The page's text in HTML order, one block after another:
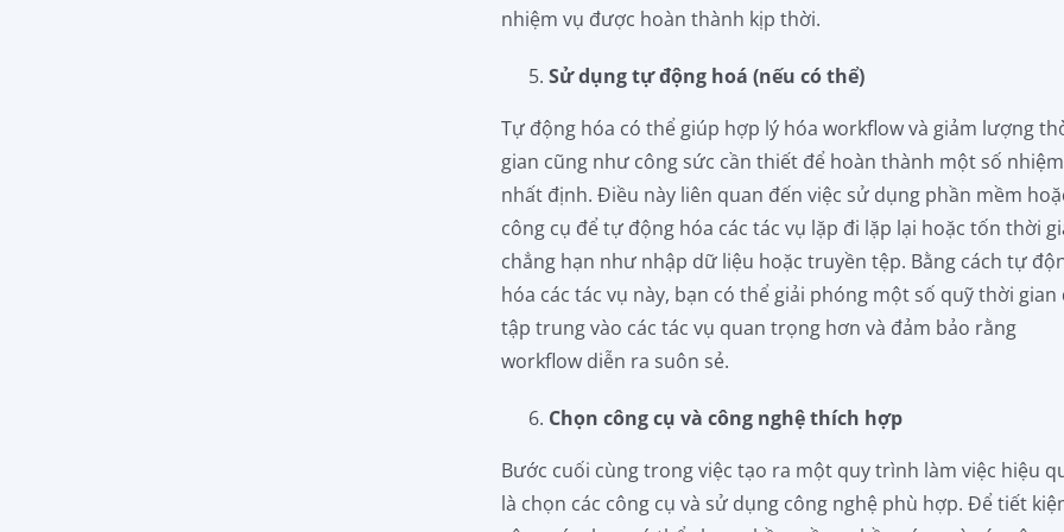
nhiệm vụ được hoàn thành kịp thời.
Sử dụng tự động hoá (nếu có thể)
Tự động hóa có thể giúp hợp lý hóa workflow và giảm lượng
gian cũng như công sức cần thiết để hoàn thành một số
nhất định. Điều này liên quan đến việc sử dụng phần mềm
công cụ để tự động hóa các tác vụ lặp đi lặp lại hoặc tốn thời
chẳng hạn như nhập dữ liệu hoặc truyền tệp. Bằng cách tự
hóa các tác vụ này, bạn có thể giải phóng một số quỹ thời gian
tập trung vào các tác vụ quan trọng hơn và đảm bảo rằng
workflow diễn ra suôn sẻ.
Chọn công cụ và công nghệ thích hợp
Bước cuối cùng trong việc tạo ra một quy trình làm việc hiệu
là chọn các công cụ và sử dụng công nghệ phù hợp. Để tiết